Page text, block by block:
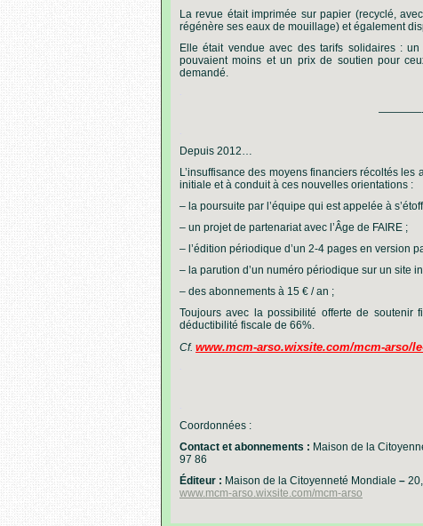
La revue était imprimée sur papier (recyclé,
régénère ses eaux de mouillage) et également
Elle était vendue avec des tarifs solidaires :
pouvaient moins et un prix de soutien pour
demandé.
————-
Depuis 2012…
L’insuffisance des moyens financiers récoltés
initiale et à conduit à ces nouvelles orientations :
– la poursuite par l’équipe qui est appelée à
– un projet de partenariat avec l’Âge de FAIRE ;
– l’édition périodique d’un 2-4 pages en version
– la parution d’un numéro périodique sur un site
– des abonnements à 15 € / an ;
Toujours avec la possibilité offerte de soutenir
déductibilité fiscale de 66%.
Cf. www.mcm-arso.wixsite.com/mcm-arso/
Coordonnées :
Contact et abonnements : Maison de la
97 86
Éditeur : Maison de la Citoyenneté Mondiale –
www.mcm-arso.wixsite.com/mcm-arso